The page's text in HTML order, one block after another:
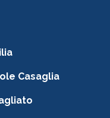
Casaglia